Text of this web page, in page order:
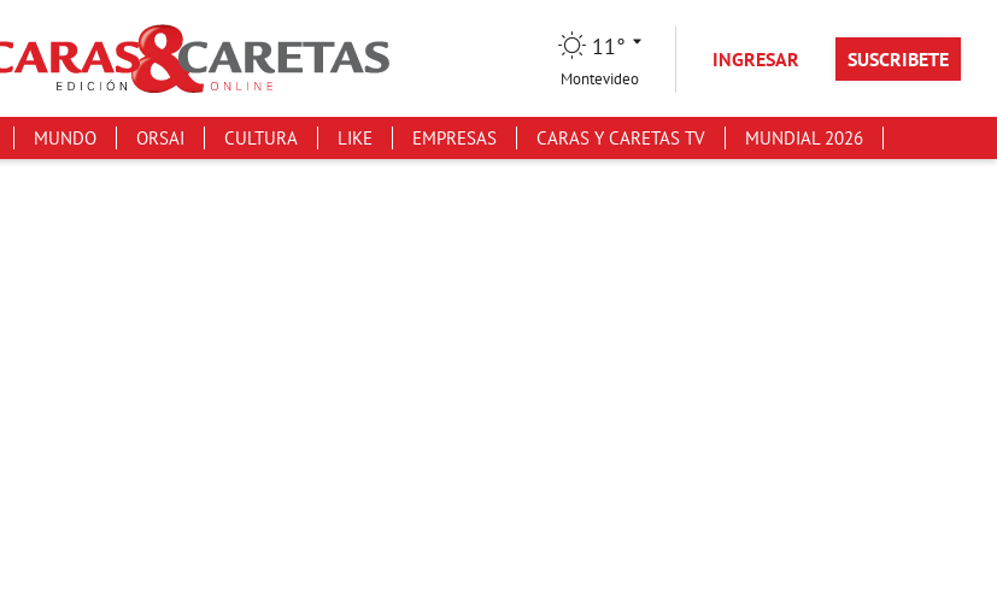
11°
Montevideo
INGRESAR SUSCRIBETE
MUNDO ORSAI CULTURA LIKE EMPRESAS CARAS Y CARETAS TV MUNDIAL 2026